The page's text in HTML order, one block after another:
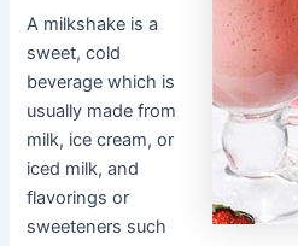
A milkshake is a
sweet, cold
beverage which is
usually made from
milk, ice cream, or
iced milk, and
flavorings or
sweeteners such